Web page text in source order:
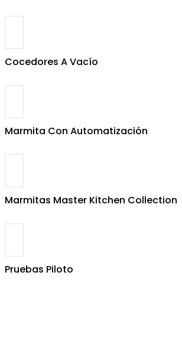
Cocedores A Vacío
Marmita Con Automatización
Marmitas Master Kitchen Collection
Pruebas Piloto